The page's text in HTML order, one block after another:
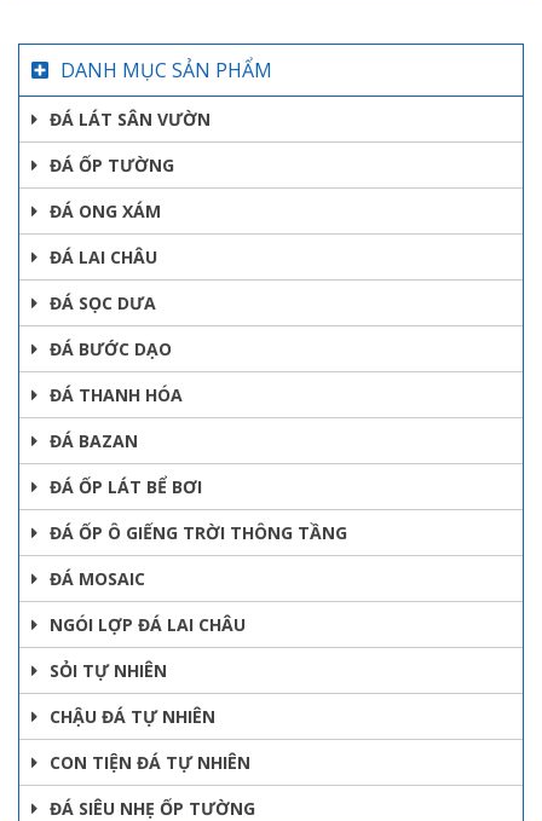
DANH MỤC SẢN PHẨM
ĐÁ LÁT SÂN VƯỜN
ĐÁ ỐP TƯỜNG
ĐÁ ONG XÁM
ĐÁ LAI CHÂU
ĐÁ SỌC DƯA
ĐÁ BƯỚC DẠO
ĐÁ THANH HÓA
ĐÁ BAZAN
ĐÁ ỐP LÁT BỂ BƠI
ĐÁ ỐP Ô GIẾNG TRỜI THÔNG TẦNG
ĐÁ MOSAIC
NGÓI LỢP ĐÁ LAI CHÂU
SỎI TỰ NHIÊN
CHẬU ĐÁ TỰ NHIÊN
CON TIỆN ĐÁ TỰ NHIÊN
ĐÁ SIÊU NHẸ ỐP TƯỜNG